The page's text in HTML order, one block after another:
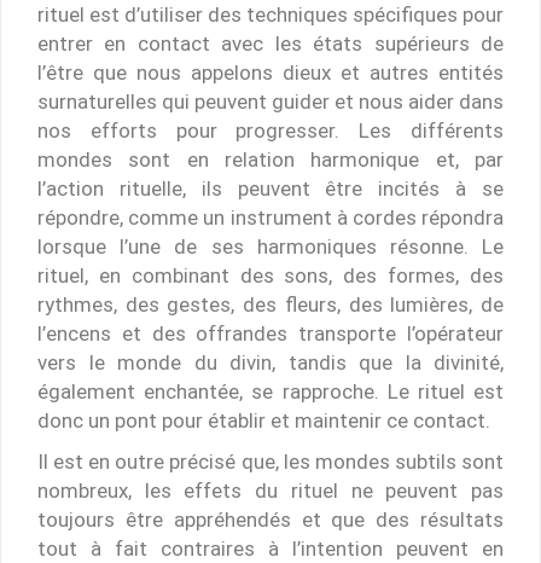
rituel est d’utiliser des techniques spécifiques pour
entrer en contact avec les états supérieurs de
l’être que nous appelons dieux et autres entités
surnaturelles qui peuvent guider et nous aider dans
nos efforts pour progresser. Les différents
mondes sont en relation harmonique et, par
l’action rituelle, ils peuvent être incités à se
répondre, comme un instrument à cordes répondra
lorsque l’une de ses harmoniques résonne. Le
rituel, en combinant des sons, des formes, des
rythmes, des gestes, des fleurs, des lumières, de
l’encens et des offrandes transporte l’opérateur
vers le monde du divin, tandis que la divinité,
également enchantée, se rapproche. Le rituel est
donc un pont pour établir et maintenir ce contact.
Il est en outre précisé que, les mondes subtils sont
nombreux, les effets du rituel ne peuvent pas
toujours être appréhendés et que des résultats
tout à fait contraires à l’intention peuvent en